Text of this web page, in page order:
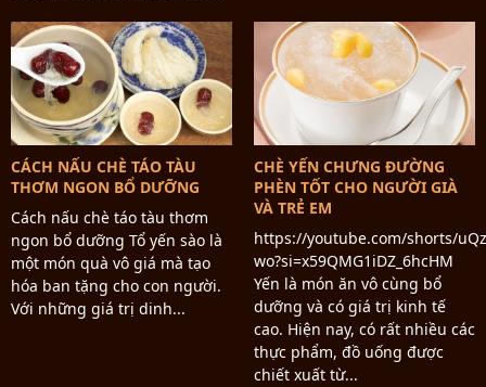
CÁCH NẤU CHÈ TÁO TÀU
THƠM NGON BỔ DƯỠNG
Cách nấu chè táo tàu thơm
ngon bổ dưỡng Tổ yến sào là
một món quà vô giá mà tạo
hóa ban tặng cho con người.
Với những giá trị dinh...
CHÈ YẾN CHƯNG ĐƯỜNG
PHÈN TỐT CHO NGƯỜI GIÀ
VÀ TRẺ EM
https://youtube.com/shorts/
wo?si=x59QMG1iDZ_6hcHM
Yến là món ăn vô cùng bổ
dưỡng và có giá trị kinh tế
cao. Hiện nay, có rất nhiều các
thực phẩm, đồ uống được
chiết xuất từ...